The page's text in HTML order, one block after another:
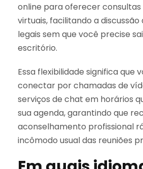
online para oferecer
virtuais, facilitando a discussão
legais sem que você precise
escritório.
Essa flexibilidade significa que
conectar por chamadas de
serviços de chat em horários
sua agenda, garantindo que
aconselhamento profissional
incômodo usual das reuniões